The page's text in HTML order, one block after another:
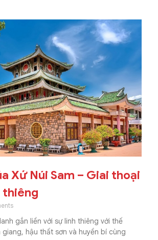
Xứ Núi Sam – Giai thoại
thiêng
gắn liền với sự linh thiêng với thế
hậu thất sơn và huyền bí cùng